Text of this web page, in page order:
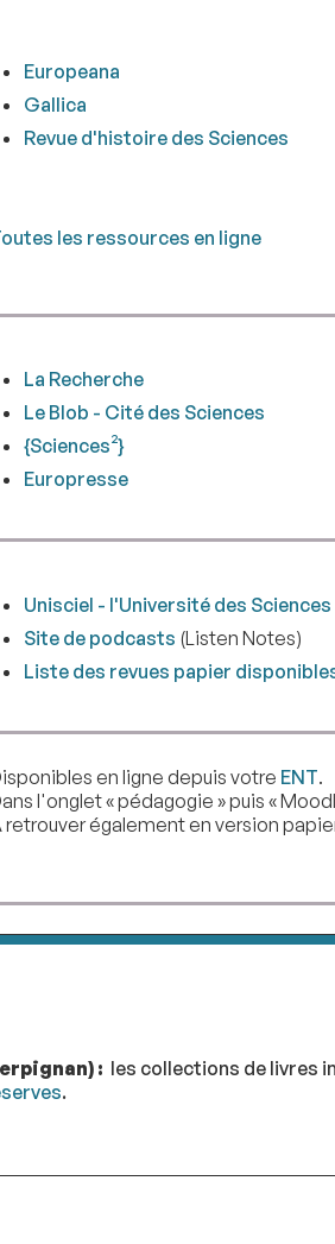
Europeana
Gallica
Revue d'histoire des Sciences
les ressources en ligne
La Recherche
Le Blob - Cité des Sciences
{Sciences²}
Europresse
Unisciel - l'Université des Sciences
Site de podcasts (Listen Notes)
Liste des revues papier
en ligne depuis votre ENT.
l'onglet « pédagogie » puis «
retrouver également en version
: les collections de livres
.